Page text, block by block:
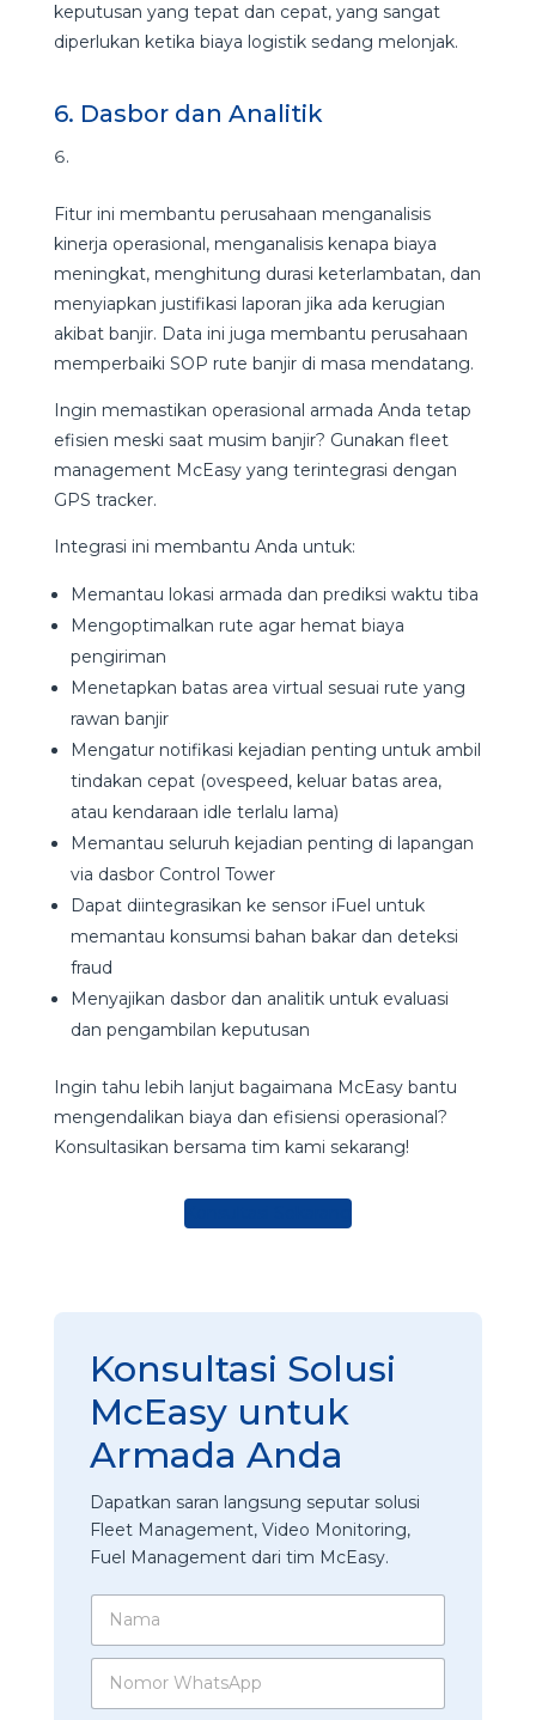
keputusan yang tepat dan cepat, yang sangat
diperlukan ketika biaya logistik sedang melonjak.
6. Dasbor dan Analitik
Fitur ini membantu perusahaan menganalisis
kinerja operasional, menganalisis kenapa biaya
meningkat, menghitung durasi keterlambatan, dan
menyiapkan justifikasi laporan jika ada kerugian
akibat banjir. Data ini juga membantu perusahaan
memperbaiki SOP rute banjir di masa mendatang.
Ingin memastikan operasional armada Anda tetap
efisien meski saat musim banjir? Gunakan fleet
management McEasy yang terintegrasi dengan
GPS tracker.
Integrasi ini membantu Anda untuk:
Memantau lokasi armada dan prediksi waktu tiba
Mengoptimalkan rute agar hemat biaya
pengiriman
Menetapkan batas area virtual sesuai rute yang
rawan banjir
Mengatur notifikasi kejadian penting untuk ambil
tindakan cepat (ovespeed, keluar batas area,
atau kendaraan idle terlalu lama)
Memantau seluruh kejadian penting di lapangan
via dasbor Control Tower
Dapat diintegrasikan ke sensor iFuel untuk
memantau konsumsi bahan bakar dan deteksi
fraud
Menyajikan dasbor dan analitik untuk evaluasi
dan pengambilan keputusan
Ingin tahu lebih lanjut bagaimana McEasy bantu
mengendalikan biaya dan efisiensi operasional?
Konsultasikan bersama tim kami sekarang!
Konsultasi Solusi
McEasy untuk
Armada Anda
Dapatkan saran langsung seputar solusi
Fleet Management, Video Monitoring,
Fuel Management dari tim McEasy.
N
m
N
m